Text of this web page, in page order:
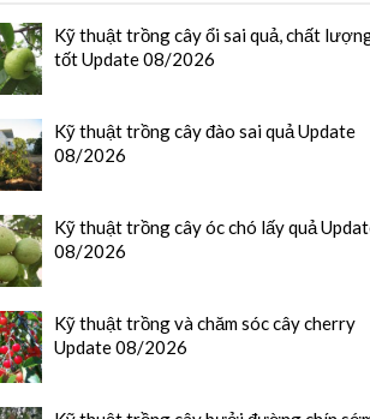
Kỹ thuật trồng cây ổi sai quả, chất
tốt Update 08/2026
Kỹ thuật trồng cây đào sai quả Update
08/2026
Kỹ thuật trồng cây óc chó lấy quả
08/2026
Kỹ thuật trồng và chăm sóc cây cherry
Update 08/2026